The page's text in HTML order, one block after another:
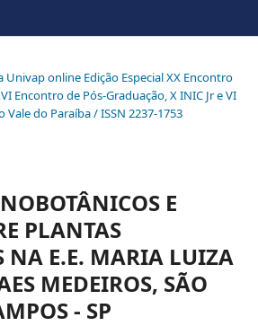
Univap online Edição Especial XX Encontro
Encontro de Pós-Graduação, X INIC Jr e VI
do Paraíba / ISSN 2237-1753
E
PLANTAS
NA E.E. MARIA LUIZA
MEDEIROS, SÃO
- SP